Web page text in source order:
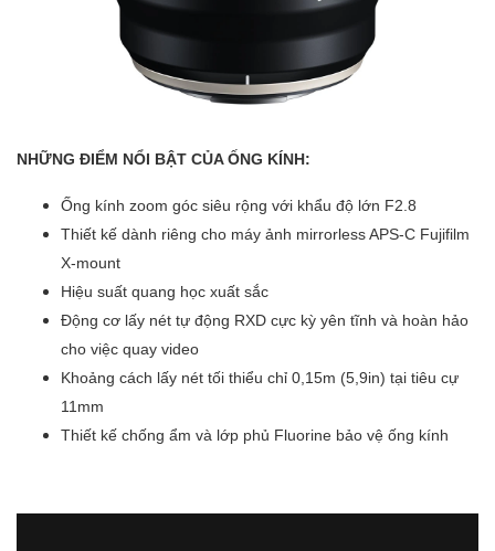
NHỮNG ĐIỂM NỔI BẬT CỦA ỐNG KÍNH:
Ống kính zoom góc siêu rộng với khẩu độ lớn F2.8
Thiết kế dành riêng cho máy ảnh mirrorless APS-C Fujifilm
X-mount
Hiệu suất quang học xuất sắc
Động cơ lấy nét tự động RXD cực kỳ yên tĩnh và hoàn hảo
cho việc quay video
Khoảng cách lấy nét tối thiểu chỉ 0,15m (5,9in) tại tiêu cự
11mm
Thiết kế chống ẩm và lớp phủ Fluorine bảo vệ ống kính